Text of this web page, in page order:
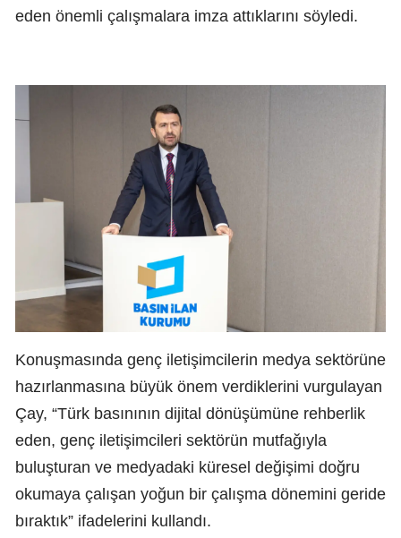
eden önemli çalışmalara imza attıklarını söyledi.
Konuşmasında genç iletişimcilerin medya sektörüne
hazırlanmasına büyük önem verdiklerini vurgulayan
Çay, “Türk basınının dijital dönüşümüne rehberlik
eden, genç iletişimcileri sektörün mutfağıyla
buluşturan ve medyadaki küresel değişimi doğru
okumaya çalışan yoğun bir çalışma dönemini geride
bıraktık” ifadelerini kullandı.